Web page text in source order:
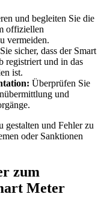
und begleiten Sie die
offiziellen
vermeiden.
sicher, dass der Smart
registriert und in das
ist.
Überprüfen Sie
und
gestalten und Fehler zu
oder Sanktionen
zum
Meter